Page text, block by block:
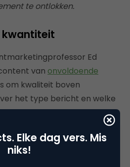
te ontlokken.
kwantiteit
Ed
van onvoldoende
om kwaliteit boven
het type bericht en welke
wilt meegeven. Besteed
van een bericht en
te stimuleren.
Elke dag vers. Mis
niks!